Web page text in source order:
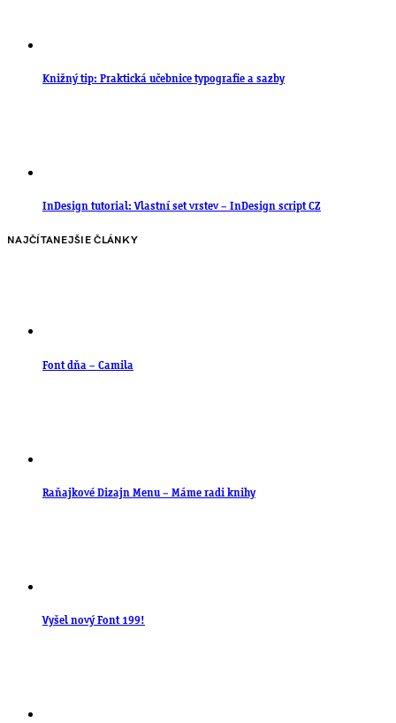
Knižný tip: Praktická učebnice typografie a sazby
InDesign tutorial: Vlastní set vrstev – InDesign script CZ
NAJČÍTANEJŠIE ČLÁNKY
Font dňa – Camila
Raňajkové Dizajn Menu – Máme radi knihy
Vyšel nový Font 199!